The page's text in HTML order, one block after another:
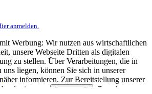
anmelden.
Werbung: Wir nutzen aus wirtschaftlichen
unsere Webseite Dritten als digitalen
zu stellen. Über Verarbeitungen, die in
liegen, können Sie sich in unserer
näher informieren. Zur Bereitstellung unserer
von
Partnern (5)
. Zwecke: